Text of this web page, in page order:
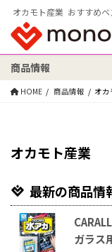
オカモト産業 おすすめ
検索:
商品情報
HOME 商品情報 オカ
オカモト産業
最新の商品情
ガラス